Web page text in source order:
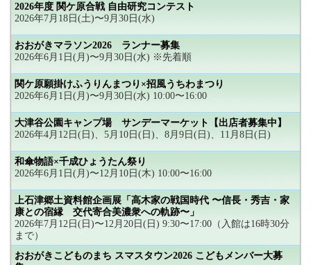
2026年度 関ケ原合戦 自由研究コンテスト
2026年7月18日(土)〜9月30日(水)
おおがきマラソン2026 ランナー募集
2026年6月1日(月)〜9月30日(水) ※先着順
関ケ原願掛けふうりんまつり×招風うちわまつり
2026年6月1日(月)〜9月30日(水) 10:00〜16:00
大津谷公園キャンプ場 サンデーマーケット【出店者募集中】
2026年4月12日(日)、5月10日(日)、8月9日(日)、11月8日(日)
和傘物語×千成ひょうたん祭り
2026年6月1日(月)〜12月10日(木) 10:00〜16:00
上石津郷土資料館企画展「高木家の戦国時代 〜信長・秀吉・家
康との宿縁 交代寄合美濃衆への軌跡〜」
2026年7月12日(日)〜12月20日(日) 9:30〜17:00（入館は16時30分
まで）
おおがきこどものまち スマスタウン2026 こどもメンバー大募